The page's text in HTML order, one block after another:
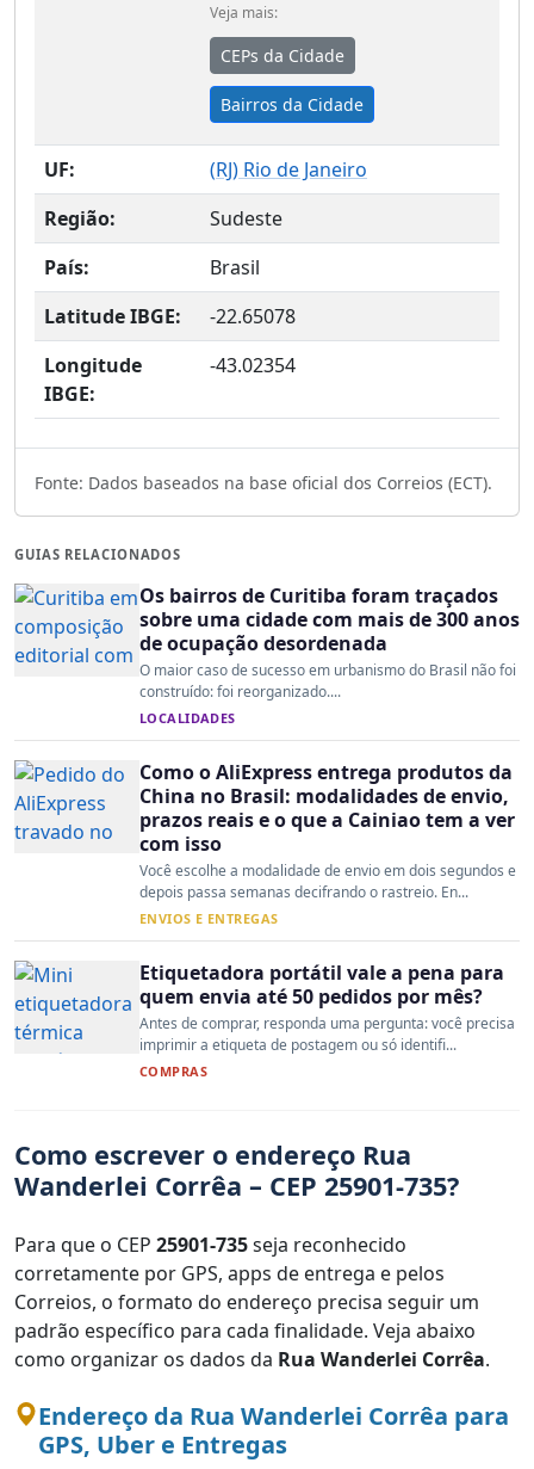
Veja mais:
CEPs da Cidade
Bairros da Cidade
UF: (RJ) Rio de Janeiro
Região:
Sudeste
País:
Brasil
Latitude IBGE:
-22.65078
Longitude
IBGE:
-43.02354
Fonte: Dados baseados na base oficial dos Correios (ECT).
GUIAS RELACIONADOS
Os bairros de Curitiba foram traçados
sobre uma cidade com mais de 300 anos
de ocupação desordenada
O maior caso de sucesso em urbanismo do Brasil não foi
construído: foi reorganizado....
LOCALIDADES
Como o AliExpress entrega produtos da
China no Brasil: modalidades de envio,
prazos reais e o que a Cainiao tem a ver
com isso
Você escolhe a modalidade de envio em dois segundos e
depois passa semanas decifrando o rastreio. En...
ENVIOS E ENTREGAS
Etiquetadora portátil vale a pena para
quem envia até 50 pedidos por mês?
Antes de comprar, responda uma pergunta: você precisa
imprimir a etiqueta de postagem ou só identifi...
COMPRAS
Como escrever o endereço Rua
Wanderlei Corrêa – CEP 25901-735?
Para que o CEP 25901-735seja reconhecido
corretamente por GPS, apps de entrega e pelos
Correios, o formato do endereço precisa seguir um
padrão específico para cada finalidade. Veja abaixo
como organizar os dados da Rua Wanderlei Corrêa.
Endereço da Rua Wanderlei Corrêa para
GPS, Uber e Entregas